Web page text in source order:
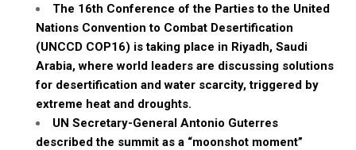
The 16th Conference of the Parties to the United
Nations Convention to Combat Desertification
(UNCCD COP16) is taking place in Riyadh, Saudi
Arabia, where world leaders are discussing solutions
for desertification and water scarcity, triggered by
extreme heat and droughts.
UN Secretary-General Antonio Guterres
described the summit as a “moonshot moment”